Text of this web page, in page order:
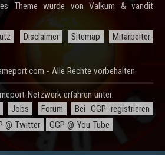
Theme wurde von Valkum & vandit
Disclaimer Sitemap
Mitarbeiter-
- Alle Rechte vorbehalten.
Netzwerk erfahren unter:
Jobs Forum
Bei GGP registrieren
@ Twitter GGP @ You Tube